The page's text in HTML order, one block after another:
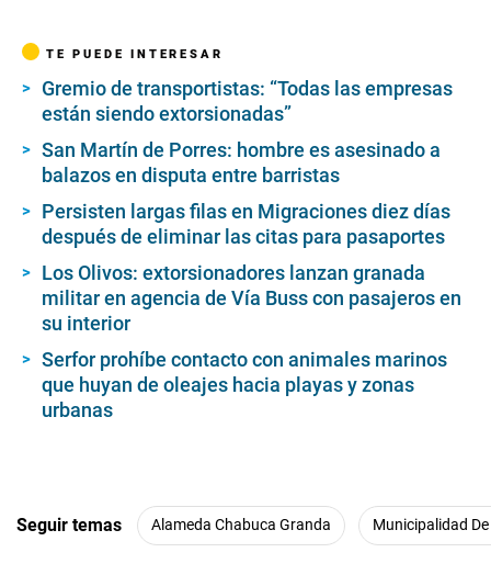
TE PUEDE INTERESAR
Gremio de transportistas: “Todas las empresas
están siendo extorsionadas”
San Martín de Porres: hombre es asesinado a
balazos en disputa entre barristas
Persisten largas filas en Migraciones diez días
después de eliminar las citas para pasaportes
Los Olivos: extorsionadores lanzan granada
militar en agencia de Vía Buss con pasajeros en
su interior
Serfor prohíbe contacto con animales marinos
que huyan de oleajes hacia playas y zonas
urbanas
Seguir temas Alameda Chabuca Granda Municipalidad